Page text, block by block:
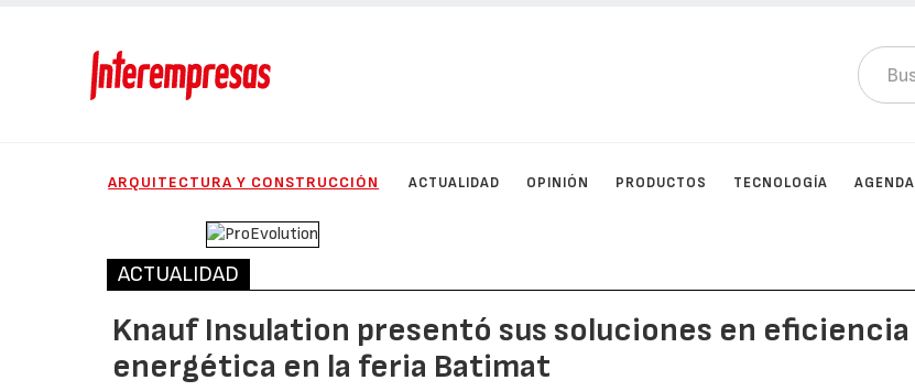
ARQUITECTURA Y CONSTRUCCIÓN ACTUALIDAD OPINIÓN PRODUCTOS TECNOLOGÍA AGENDA
ACTUALIDAD
Knauf Insulation presentó sus soluciones en eficiencia
energética en la feria Batimat